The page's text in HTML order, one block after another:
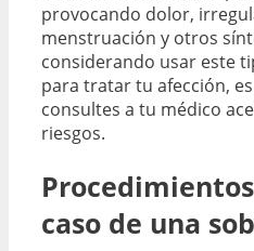
provocando dolor,
menstruación y otros
considerando usar este
para tratar tu afección,
consultes a tu médico
riesgos.
caso de una